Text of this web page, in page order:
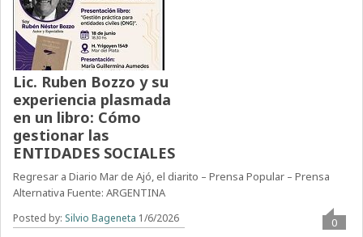
Lic. Ruben Bozzo y su
experiencia plasmada
en un libro: Cómo
gestionar las
ENTIDADES SOCIALES
Regresar a Diario Mar de Ajó, el diarito – Prensa Popular – Prensa
Alternativa Fuente: ARGENTINA
Posted by: Silvio Bageneta 1/6/2026 0